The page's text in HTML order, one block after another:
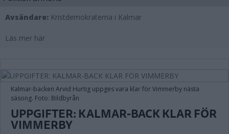
Avsändare: Kristdemokraterna i Kalmar
Läs mer här
Kalmar-backen Arvid Hurtig uppges vara klar för Vimmerby nästa
säsong. Foto: Bildbyrån
UPPGIFTER: KALMAR-BACK KLAR FÖR
VIMMERBY